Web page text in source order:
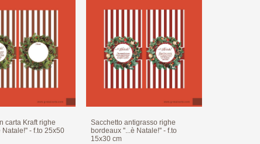
carta Kraft righe
Natale!'' - f.to 25x50
Sacchetto antigrasso righe
bordeaux ''...è Natale!'' - f.to
15x30 cm